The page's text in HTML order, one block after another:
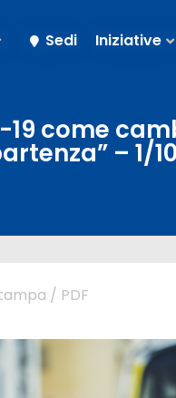
Sedi Iniziative
19 come
– 1/
/ PDF